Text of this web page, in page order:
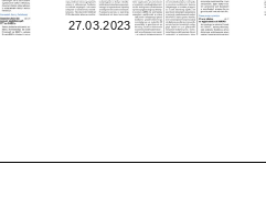
27.03.2023